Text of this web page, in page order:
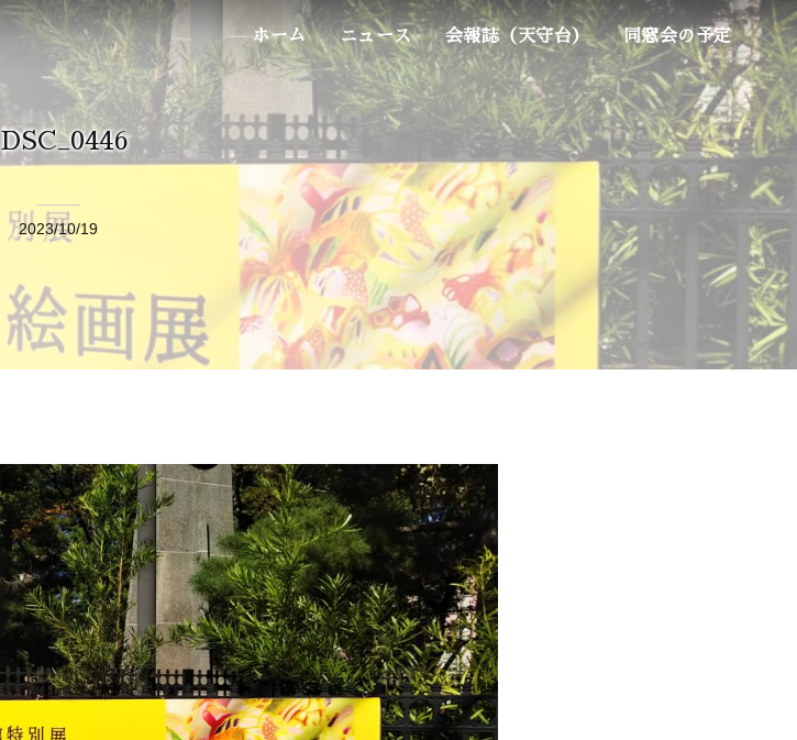
ホーム ニュース 会報誌（天守台） 同窓会の予定
DSC_0446
2023/10/19